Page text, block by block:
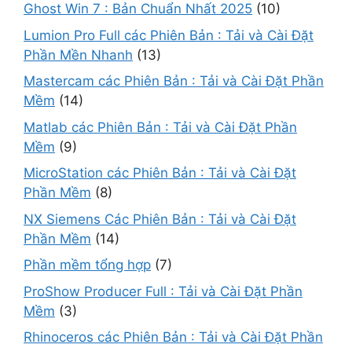
Ghost Win 7 : Bản Chuẩn Nhất 2025 (10)
Lumion Pro Full các Phiên Bản : Tải và Cài Đặt
Phần Mền Nhanh (13)
Mastercam các Phiên Bản : Tải và Cài Đặt Phần
Mềm (14)
Matlab các Phiên Bản : Tải và Cài Đặt Phần
Mềm (9)
MicroStation các Phiên Bản : Tải và Cài Đặt
Phần Mềm (8)
NX Siemens Các Phiên Bản : Tải và Cài Đặt
Phần Mềm (14)
Phần mềm tổng hợp (7)
ProShow Producer Full : Tải và Cài Đặt Phần
Mềm (3)
Rhinoceros các Phiên Bản : Tải và Cài Đặt Phần